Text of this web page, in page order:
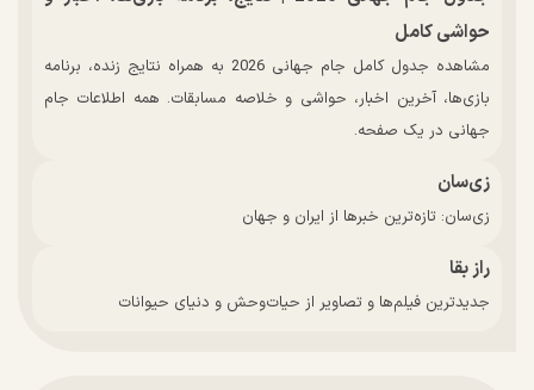
حواشی کامل
مشاهده جدول کامل جام جهانی 2026 به همراه نتایج زنده، برنامه
بازی‌ها، آخرین اخبار، حواشی و خلاصه مسابقات. همه اطلاعات جام
جهانی در یک صفحه.
زی‌سان
زی‌سان: تازه‌ترین خبرها از ایران و جهان
راز بقا
جدیدترین فیلم‌ها و تصاویر از حیات‌وحش و دنیای حیوانات